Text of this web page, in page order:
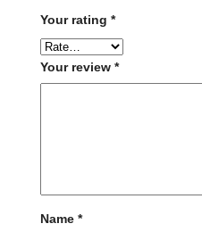
Your rating *
Your review *
Name *